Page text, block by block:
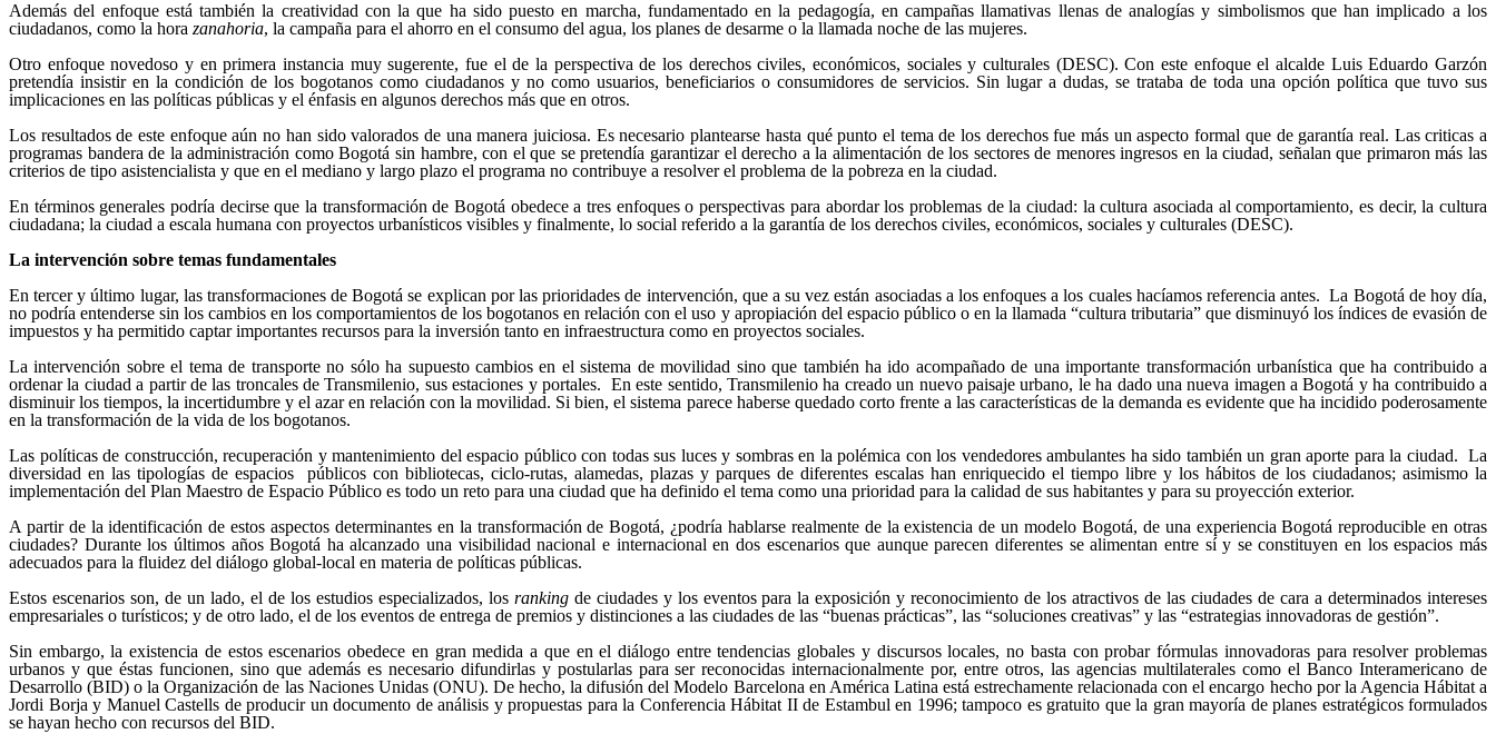
Además del enfoque está también la creatividad con la que ha sido puesto en marcha, fundamentado en la pedagogía, en campañas llamativas llenas de analogías y simbolismos que han implicado a los
ciudadanos, como la hora zanahoria, la campaña para el ahorro en el consumo del agua, los planes de desarme o la llamada noche de las mujeres.
Otro enfoque novedoso y en primera instancia muy sugerente, fue el de la perspectiva de los derechos civiles, económicos, sociales y culturales (DESC). Con este enfoque el alcalde Luis Eduardo Garzón
pretendía insistir en la condición de los bogotanos como ciudadanos y no como usuarios, beneficiarios o consumidores de servicios. Sin lugar a dudas, se trataba de toda una opción política que tuvo sus
implicaciones en las políticas públicas y el énfasis en algunos derechos más que en otros.
Los resultados de este enfoque aún no han sido valorados de una manera juiciosa. Es necesario plantearse hasta qué punto el tema de los derechos fue más un aspecto formal que de garantía real. Las criticas a
programas bandera de la administración como Bogotá sin hambre, con el que se pretendía garantizar el derecho a la alimentación de los sectores de menores ingresos en la ciudad, señalan que primaron más las
criterios de tipo asistencialista y que en el mediano y largo plazo el programa no contribuye a resolver el problema de la pobreza en la ciudad.
En términos generales podría decirse que la transformación de Bogotá obedece a tres enfoques o perspectivas para abordar los problemas de la ciudad: la cultura asociada al comportamiento, es decir, la cultura
ciudadana; la ciudad a escala humana con proyectos urbanísticos visibles y finalmente, lo social referido a la garantía de los derechos civiles, económicos, sociales y culturales (DESC).
La intervención sobre temas fundamentales
En tercer y último lugar, las transformaciones de Bogotá se explican por las prioridades de intervención, que a su vez están asociadas a los enfoques a los cuales hacíamos referencia antes. La Bogotá de hoy día,
no podría entenderse sin los cambios en los comportamientos de los bogotanos en relación con el uso y apropiación del espacio público o en la llamada “cultura tributaria” que disminuyó los índices de evasión de
impuestos y ha permitido captar importantes recursos para la inversión tanto en infraestructura como en proyectos sociales.
La intervención sobre el tema de transporte no sólo ha supuesto cambios en el sistema de movilidad sino que también ha ido acompañado de una importante transformación urbanística que ha contribuido a
ordenar la ciudad a partir de las troncales de Transmilenio, sus estaciones y portales. En este sentido, Transmilenio ha creado un nuevo paisaje urbano, le ha dado una nueva imagen a Bogotá y ha contribuido a
disminuir los tiempos, la incertidumbre y el azar en relación con la movilidad. Si bien, el sistema parece haberse quedado corto frente a las características de la demanda es evidente que ha incidido poderosamente
en la transformación de la vida de los bogotanos.
Las políticas de construcción, recuperación y mantenimiento del espacio público con todas sus luces y sombras en la polémica con los vendedores ambulantes ha sido también un gran aporte para la ciudad. La
diversidad en las tipologías de espacios públicos con bibliotecas, ciclo-rutas, alamedas, plazas y parques de diferentes escalas han enriquecido el tiempo libre y los hábitos de los ciudadanos; asimismo la
implementación del Plan Maestro de Espacio Público es todo un reto para una ciudad que ha definido el tema como una prioridad para la calidad de sus habitantes y para su proyección exterior.
A partir de la identificación de estos aspectos determinantes en la transformación de Bogotá, ¿podría hablarse realmente de la existencia de un modelo Bogotá, de una experiencia Bogotá reproducible en otras
ciudades? Durante los últimos años Bogotá ha alcanzado una visibilidad nacional e internacional en dos escenarios que aunque parecen diferentes se alimentan entre sí y se constituyen en los espacios más
adecuados para la fluidez del diálogo global-local en materia de políticas públicas.
Estos escenarios son, de un lado, el de los estudios especializados, los ranking de ciudades y los eventos para la exposición y reconocimiento de los atractivos de las ciudades de cara a determinados intereses
empresariales o turísticos; y de otro lado, el de los eventos de entrega de premios y distinciones a las ciudades de las “buenas prácticas”, las “soluciones creativas” y las “estrategias innovadoras de gestión”.
Sin embargo, la existencia de estos escenarios obedece en gran medida a que en el diálogo entre tendencias globales y discursos locales, no basta con probar fórmulas innovadoras para resolver problemas
urbanos y que éstas funcionen, sino que además es necesario difundirlas y postularlas para ser reconocidas internacionalmente por, entre otros, las agencias multilaterales como el Banco Interamericano de
Desarrollo (BID) o la Organización de las Naciones Unidas (ONU). De hecho, la difusión del Modelo Barcelona en América Latina está estrechamente relacionada con el encargo hecho por la Agencia Hábitat a
Jordi Borja y Manuel Castells de producir un documento de análisis y propuestas para la Conferencia Hábitat II de Estambul en 1996; tampoco es gratuito que la gran mayoría de planes estratégicos formulados
se hayan hecho con recursos del BID.